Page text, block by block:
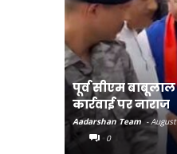
पूर्व सीएम बाबूलाल
कार्रवाई पर नाराज
Aadarshan Team -
0